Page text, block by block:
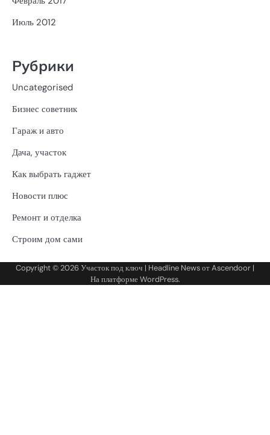
Июль 2012
Рубрики
Uncategorised
Бизнес советник
Гараж и авто
Дача, участок
Как выбрать гаджет
Новости плюс
Ремонт и отделка
Строим дом сами
Copyright © 2026Участок под ключ | Headline News отAscendoor |
На платформеWordPress.